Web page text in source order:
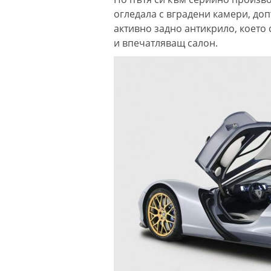
огледала с вградени камери,
активно задно антикрило,
и впечатляващ салон.